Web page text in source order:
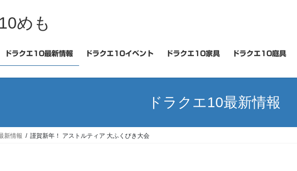
めも
ドラクエ10最新情報 ドラクエ10イベント ドラクエ10家具 ドラクエ10庭具
ドラクエ10最新情報
新情報 謹賀新年！ アストルティア 大ふくびき大会